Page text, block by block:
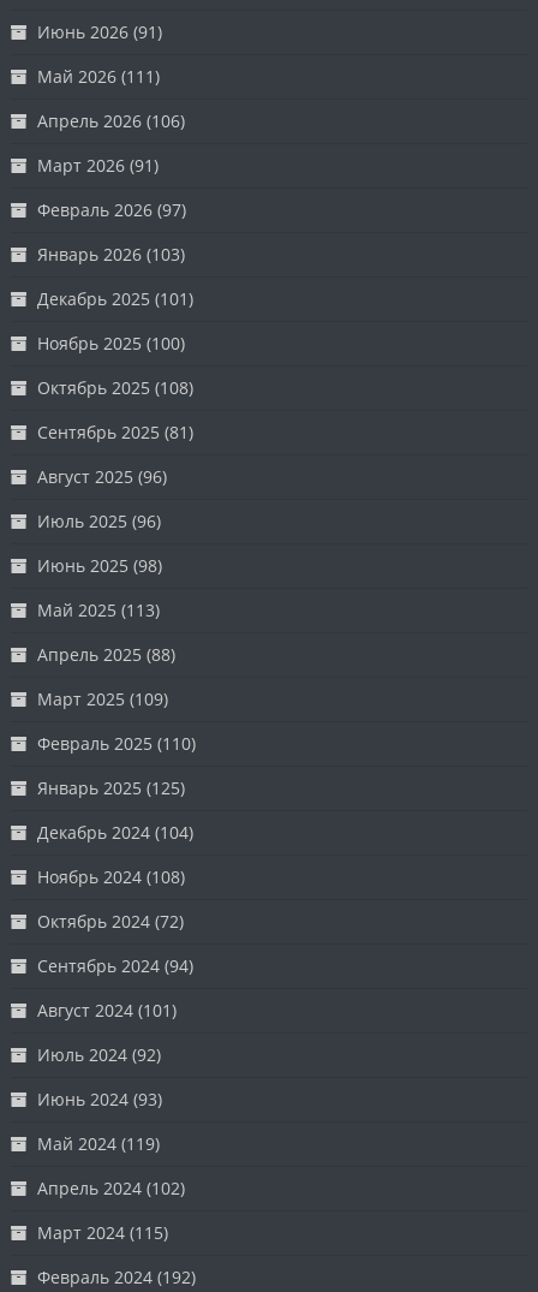
Июнь 2026 (91)
Май 2026 (111)
Апрель 2026 (106)
Март 2026 (91)
Февраль 2026 (97)
Январь 2026 (103)
Декабрь 2025 (101)
Ноябрь 2025 (100)
Октябрь 2025 (108)
Сентябрь 2025 (81)
Август 2025 (96)
Июль 2025 (96)
Июнь 2025 (98)
Май 2025 (113)
Апрель 2025 (88)
Март 2025 (109)
Февраль 2025 (110)
Январь 2025 (125)
Декабрь 2024 (104)
Ноябрь 2024 (108)
Октябрь 2024 (72)
Сентябрь 2024 (94)
Август 2024 (101)
Июль 2024 (92)
Июнь 2024 (93)
Май 2024 (119)
Апрель 2024 (102)
Март 2024 (115)
Февраль 2024 (192)